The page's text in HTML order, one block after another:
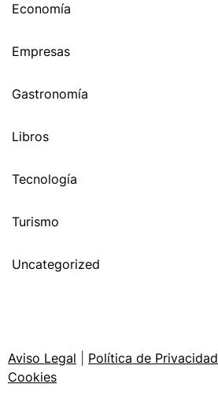
Economía
Empresas
Gastronomía
Libros
Tecnología
Turismo
Uncategorized
Aviso Legal Política de Privacidad
Cookies